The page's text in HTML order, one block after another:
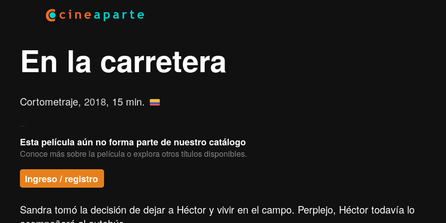
En la carretera
Cortometraje, 2018, 15 min.
Esta película aún no forma parte de nuestro catálogo
Conoce más sobre la película o explora otros títulos disponibles.
Ingreso / registro
Sandra tomó la decisión de dejar a Héctor y vivir en el campo. Perplejo, Héctor todavía lo